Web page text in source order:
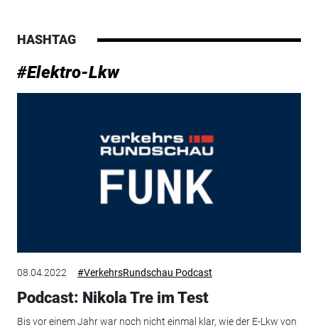
HASHTAG
#Elektro-Lkw
08.04.2022 #VerkehrsRundschau Podcast
Podcast: Nikola Tre im Test
Bis vor einem Jahr war noch nicht einmal klar, wie der E-Lkw von